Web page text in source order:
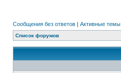
Сообщения без ответов | Активные темы
Список форумов